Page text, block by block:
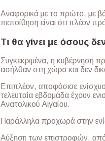
Αναφορικά με το πρώτο, με
πεποίθηση είναι ότι πλέον
Τι θα γίνει με όσους
Συγκεκριμένα, η κυβέρνηση
εισήλθαν στη χώρα και δεν
Επιπλέον, αποφάσισε
τελευταία εβδομάδα έχουν
Ανατολικού Αιγαίου.
Παράλληλα προχωρά στην
Αύξηση των επιστροφών, από